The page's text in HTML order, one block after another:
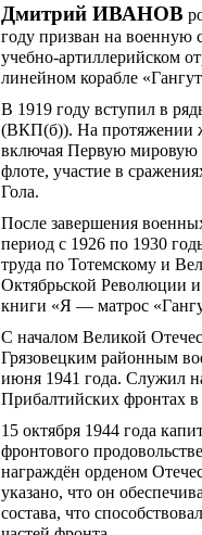
Дмитрий ИВАНОВ
году призван на военную
учебно-артиллерийском
линейном корабле
В 1919 году вступил в
(ВКП(б)). На протяжении
включая Первую мировую
флоте, участие в
Гола.
После завершения
период с 1926 по 1930
труда по Тотемскому и
Октябрьской Революции
книги «Я — матрос
С началом Великой
Грязовецким районным
июня 1941 года. Служил
Прибалтийских фронтах
15 октября 1944 года
фронтового
награждён орденом
указано, что он
состава, что